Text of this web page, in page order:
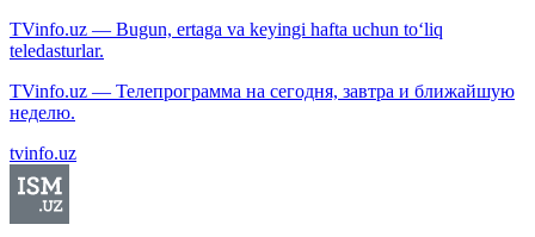
TVinfo.uz — Bugun, ertaga va keyingi hafta uchun to‘liq
teledasturlar.
TVinfo.uz — Телепрограмма на сегодня, завтра и ближайшую
неделю.
tvinfo.uz